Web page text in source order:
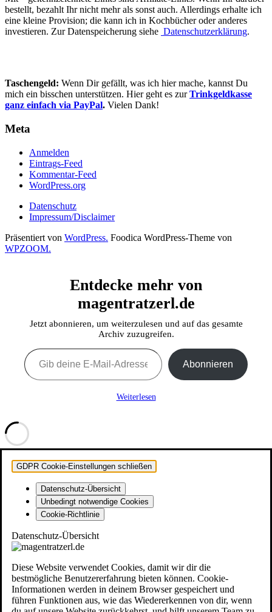
bestellt, bezahlt Ihr nicht mehr als sonst auch. Allerdings erhalte ich
eine kleine Provision; die kann ich in Kochbücher oder anderes
investieren. Zur Datenspeicherung siehe Datenschutzerklärung.
Taschengeld: Wenn Dir gefällt, was ich hier mache, kannst Du
mich ein bisschen unterstützen. Hier geht es zurTrinkgeldkasse
ganz einfach via PayPal. Vielen Dank!
Meta
Anmelden
Eintrags-Feed
Kommentar-Feed
WordPress.org
Datenschutz
Impressum/Disclaimer
Präsentiert von WordPress. Foodica WordPress-Theme von
WPZOOM.
Entdecke mehr von
magentratzerl.de
Jetzt abonnieren, um weiterzulesen und auf das gesamte
Archiv zuzugreifen.
Gib deine E-Mail-Adresse ein ...
Abonnieren
Weiterlesen
GDPR Cookie-Einstellungen schließen
Datenschutz-Übersicht
Unbedingt notwendige Cookies
Cookie-Richtlinie
Datenschutz-Übersicht
Diese Website verwendet Cookies, damit wir dir die
bestmögliche Benutzererfahrung bieten können. Cookie-
Informationen werden in deinem Browser gespeichert und
führen Funktionen aus, wie das Wiedererkennen von dir, wenn